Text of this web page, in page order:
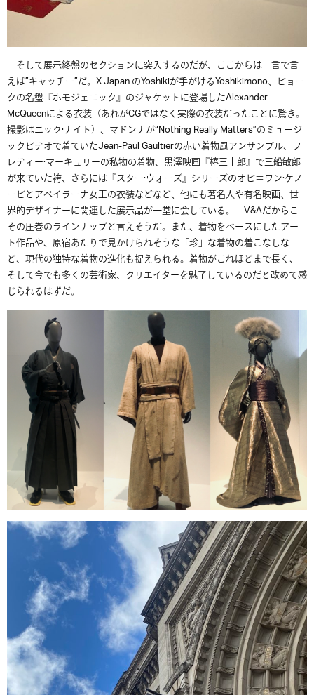
そして展示終盤のセクションに突入するのだが、ここからは一言で言
えば”キャッチー”だ。 X JapanのYoshikiが手がけるYoshikimono、ビョー
クの名盤『ホモジェニック』のジャケットに登場したAlexander
McQueenによる衣装（あれがCGではなく実際の衣装だったことに驚き。
撮影はニック·ナイト）、マドンナが“Nothing Really Matters”のミュージ
ックビデオで着ていたJean-Paul Gaultierの赤い着物風アンサンブル、フ
レディー·マーキュリーの私物の着物、黒澤映画『椿三十郎』で三船敏郎
が来ていた袴、さらには『スター·ウォーズ』シリーズのオビ＝ワン·ケノ
ービとアペイラーナ女王の衣装などなど、他にも著名人や有名映画、世
界的デザイナーに関連した展示品が一堂に会している。 V&Aだからこ
その圧巻のラインナップと言えそうだ。また、着物をベースにしたアー
ト作品や、原宿あたりで見かけられそうな「珍」な着物の着こなしな
ど、現代の独特な着物の進化も捉えられる。着物がこれほどまで長く、
そして今でも多くの芸術家、クリエイターを魅了しているのだと改めて感
じられるはずだ。